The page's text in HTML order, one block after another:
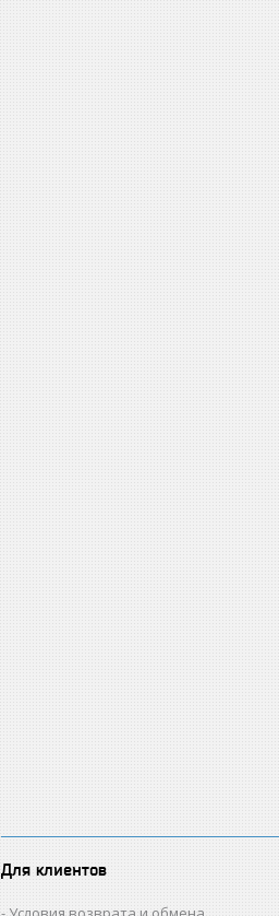
Для клиентов